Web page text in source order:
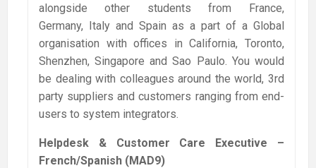
alongside other students from France,
Germany, Italy and Spain as a part of a Global
organisation with offices in California, Toronto,
Shenzhen, Singapore and Sao Paulo. You would
be dealing with colleagues around the world, 3rd
party suppliers and customers ranging from end-
users to system integrators.
Helpdesk & Customer Care Executive –
French/Spanish (MAD9)